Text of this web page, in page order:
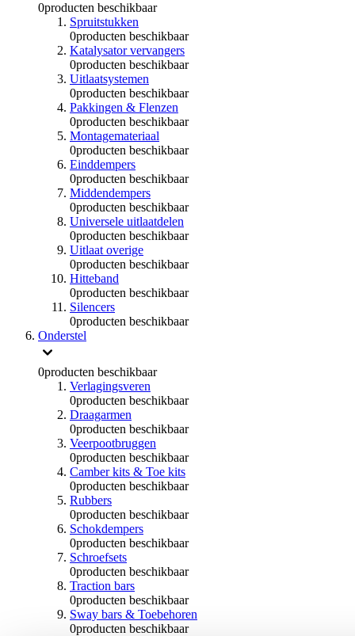
0producten beschikbaar
Spruitstukken
0producten beschikbaar
Katalysator vervangers
0producten beschikbaar
Uitlaatsystemen
0producten beschikbaar
Pakkingen & Flenzen
0producten beschikbaar
Montagemateriaal
0producten beschikbaar
Einddempers
0producten beschikbaar
Middendempers
0producten beschikbaar
Universele uitlaatdelen
0producten beschikbaar
Uitlaat overige
0producten beschikbaar
Hitteband
0producten beschikbaar
Silencers
0producten beschikbaar
Onderstel
0producten beschikbaar
Verlagingsveren
0producten beschikbaar
Draagarmen
0producten beschikbaar
Veerpootbruggen
0producten beschikbaar
Camber kits & Toe kits
0producten beschikbaar
Rubbers
0producten beschikbaar
Schokdempers
0producten beschikbaar
Schroefsets
0producten beschikbaar
Traction bars
0producten beschikbaar
Sway bars & Toebehoren
0producten beschikbaar